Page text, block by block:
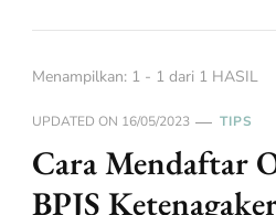
Menampilkan: 1 - 1 dari 1 HASIL
UPDATED ON 16/05/2023 TIPS
Cara Mendaftar
BPJS